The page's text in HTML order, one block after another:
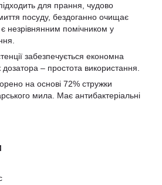
для прання, чудово
посуду, бездоганно очищає
є незрівнянним помічником у
забезпечується економна
– простота використання.
на основі 72% стружки
мила. Має антибактеріальні